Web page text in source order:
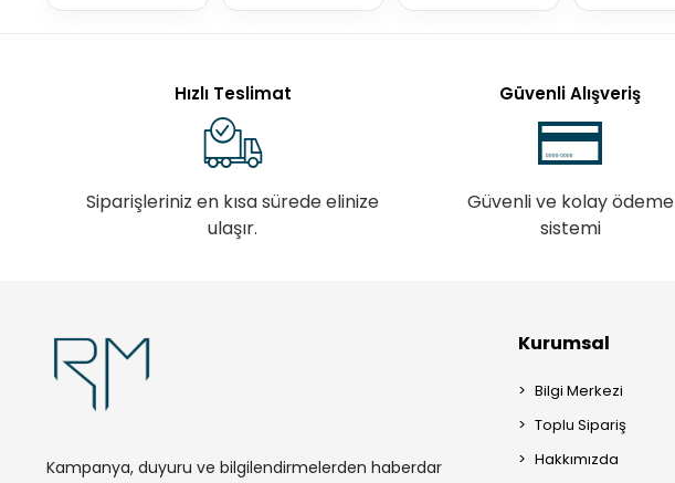
Hızlı Teslimat
Siparişleriniz en kısa sürede elinize
ulaşır.
Güvenli Alışveriş
Güvenli ve kolay ödeme
sistemi
Kampanya, duyuru ve bilgilendirmelerden haberdar
Kurumsal
Bilgi Merkezi
Toplu Sipariş
Hakkımızda